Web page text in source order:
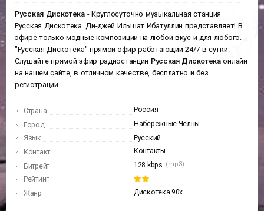
Русская Дискотека- Круглосуточно музыкальная станция
Русская Дискотека. Ди-джей Ильшат Ибатуллин представляет! В
эфире только модные композиции на любой вкус и для любого.
"Русская Дискотека" прямой эфир работающий 24/7 в сутки.
Слушайте прямой эфир радиостанции Русская Дискотекаонлайн
на нашем сайте, в отличном качестве, бесплатно и без
регистрации.
Страна
Россия
Город
Набережные Челны
Язык
Русский
Контакт
Контакты
Битрейт
128 kbps (mp3)
Рейтинг
Жанр
Дискотека 90х